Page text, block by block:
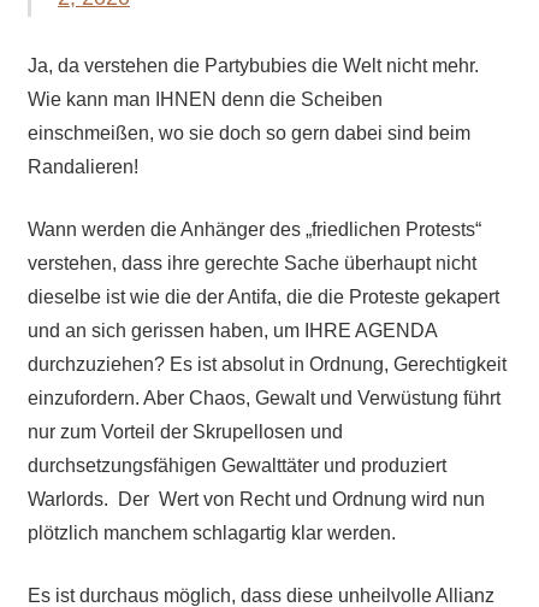
Ja, da verstehen die Partybubies die Welt nicht mehr.
Wie kann man IHNEN denn die Scheiben
einschmeißen, wo sie doch so gern dabei sind beim
Randalieren!
Wann werden die Anhänger des „friedlichen Protests“
verstehen, dass ihre gerechte Sache überhaupt nicht
dieselbe ist wie die der Antifa, die die Proteste gekapert
und an sich gerissen haben, um IHRE AGENDA
durchzuziehen? Es ist absolut in Ordnung, Gerechtigkeit
einzufordern. Aber Chaos, Gewalt und Verwüstung führt
nur zum Vorteil der Skrupellosen und
durchsetzungsfähigen Gewalttäter und produziert
Warlords. Der Wert von Recht und Ordnung wird nun
plötzlich manchem schlagartig klar werden.
Es ist durchaus möglich, dass diese unheilvolle Allianz